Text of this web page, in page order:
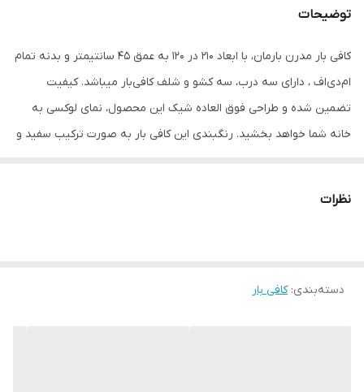
سایر توضیحات
مشخصات فنی ابعاد 210 در 120 به عمق 45
کشو و شلف طراحی مدرن
توضیحات
کافی بار مدرن بارمان، با ابعاد 210 در 120 به عمق 45 سانتیمتر و بدنه تمام
ام‌دی‌اف ، دارای سه درب، سه کشو و شلف کافی‌بار میباشد. کیفیت
تضمین شده و طراحی فوق العاده شیک این محصول، نمای لوکسی به
خانه شما خواهد بخشید. رنگبندی این کافی بار به صورت ترکیب سفید و
نظرات
دسته‌بندی:کافی بار